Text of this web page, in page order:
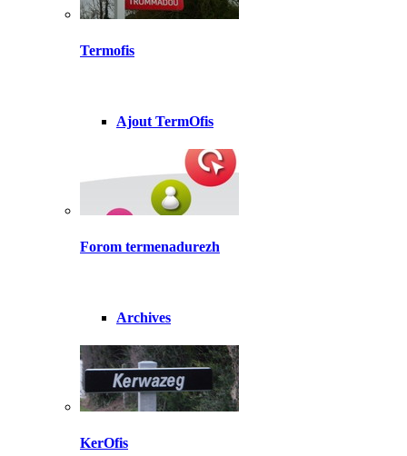
Termofis
Ajout TermOfis
Forom termenadurezh
Archives
KerOfis